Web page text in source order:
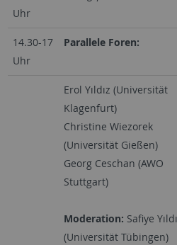
Uhr
14.30-17
Uhr
Parallele Foren:
Erol Yıldız (Universität
Klagenfurt)
Christine Wiezorek
(Universität Gießen)
Georg Ceschan (AWO
Stuttgart)
Moderation: Safiye
(Universität Tübingen)